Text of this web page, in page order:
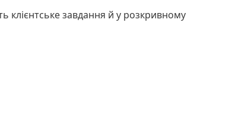
клієнтське завдання й у розкривному